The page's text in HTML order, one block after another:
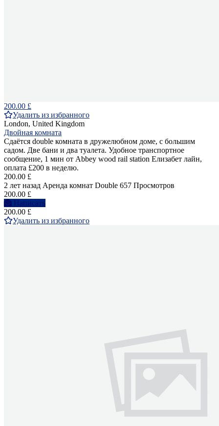
200.00 £
Удалить из избранного
London, United Kingdom
Двойная комната
Сдаётся double комната в дружелюбном доме, с большим
садом. Две бани и два туалета. Удобное транспортное
сообщение, 1 мин от Abbey wood rail station Елизабет лайн,
оплата £200 в неделю.
200.00 £
2 лет назад Аренда комнат Double 657 Просмотров
200.00 £
Написать
200.00 £
Удалить из избранного